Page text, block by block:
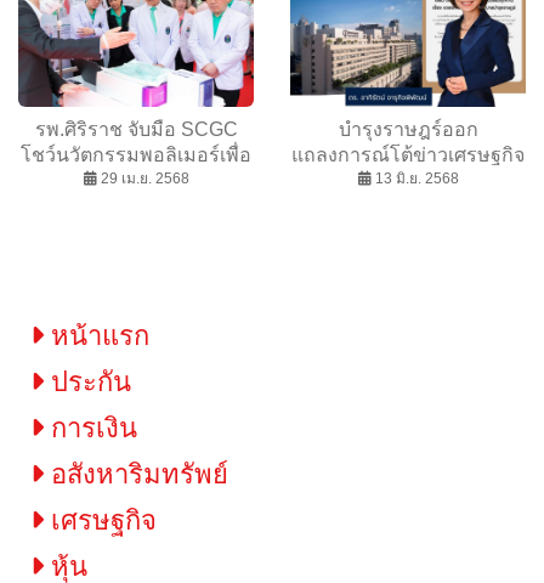
แสนล้านเซลล์ต่อปี
รพ.ศิริราช จับมือ SCGC
โชว์นวัตกรรมพอลิเมอร์เพื่อ
การแพทย์และโครงการด้าน
29 เม.ย. 2568
บำรุงราษฎร์ออก
แถลงการณ์โต้ข่าวเศรษฐกิจ
ซวนเซ ยันภาพรวมบริการ
13 มิ.ย. 2568
หน้าแรก
ประกัน
การเงิน
อสังหาริมทรัพย์
เศรษฐกิจ
หุ้น